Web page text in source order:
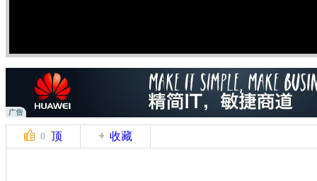
0 顶 收藏